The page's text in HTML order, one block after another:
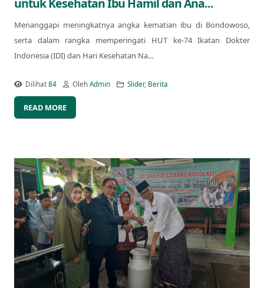
untuk Kesehatan Ibu Hamil dan Ana...
Menanggapi meningkatnya angka kematian ibu di Bondowoso,
serta dalam rangka memperingati HUT ke-74 Ikatan Dokter
Indonesia (IDI) dan Hari Kesehatan Na...
Dilihat84 OlehAdmin Slider, Berita
READ MORE